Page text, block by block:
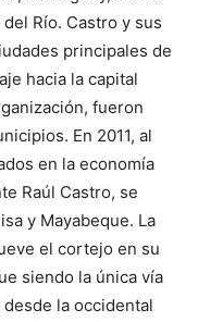
del Río. Castro y sus
principales de
hacia la capital
fueron
En 2011, al
en la economía
Raúl Castro, se
y Mayabeque. La
el cortejo en su
siendo la única vía
la occidental